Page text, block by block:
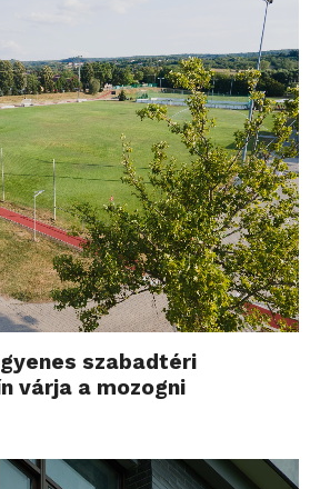
szabadtéri
várja a mozogni